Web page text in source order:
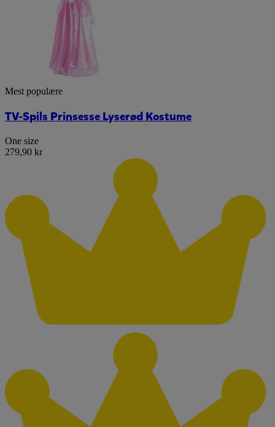
Mest populære
TV-Spils Prinsesse Lyserød Kostume
One size
279,90 kr